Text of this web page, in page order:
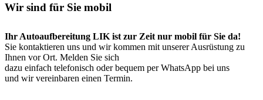
Wir sind für Sie mobil
Ihr Autoaufbereitung LIK ist zur Zeit nur mobil für Sie da!
Sie kontaktieren uns und wir kommen mit unserer Ausrüstung zu
Ihnen vor Ort. Melden Sie sich
dazu einfach telefonisch oder bequem per WhatsApp bei uns
und wir vereinbaren einen Termin.